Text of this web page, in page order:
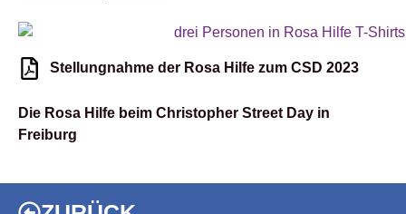
Stellungnahme der Rosa Hilfe zum CSD 2023
Die Rosa Hilfe beim Christopher Street Day in
Freiburg